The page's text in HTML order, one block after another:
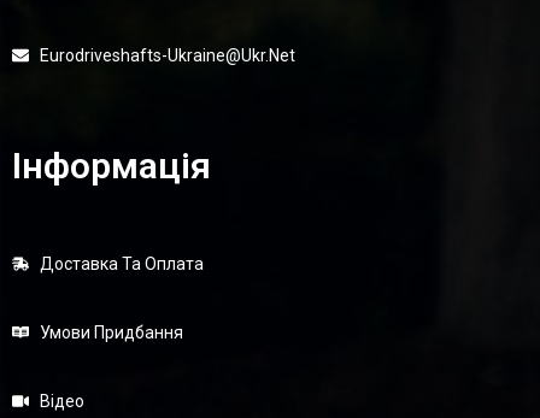
Eurodriveshafts-Ukraine@ukr.net
Інформація
Доставка Та Оплата
Умови Придбання
Відео